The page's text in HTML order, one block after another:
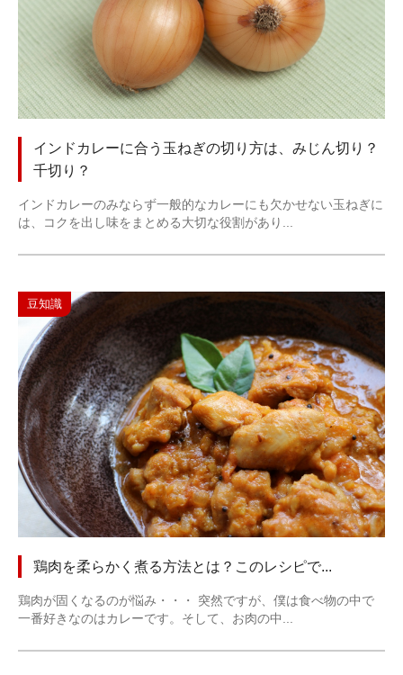
インドカレーに合う玉ねぎの切り方は、みじん切り？
千切り？
インドカレーのみならず一般的なカレーにも欠かせない玉ねぎに
は、コクを出し味をまとめる大切な役割があり...
豆知識
鶏肉を柔らかく煮る方法とは？このレシピで...
鶏肉が固くなるのが悩み・・・ 突然ですが、僕は食べ物の中で
一番好きなのはカレーです。そして、お肉の中...